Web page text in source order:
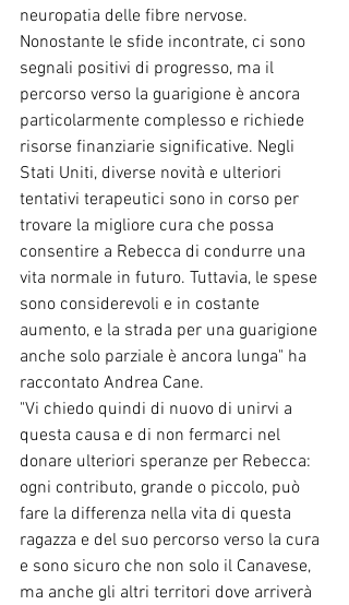
neuropatia delle fibre nervose.
Nonostante le sfide incontrate, ci sono
segnali positivi di progresso, ma il
percorso verso la guarigione è ancora
particolarmente complesso e richiede
risorse finanziarie significative. Negli
Stati Uniti, diverse novità e ulteriori
tentativi terapeutici sono in corso per
trovare la migliore cura che possa
consentire a Rebecca di condurre una
vita normale in futuro. Tuttavia, le spese
sono considerevoli e in costante
aumento, e la strada per una guarigione
anche solo parziale è ancora lunga" ha
raccontato Andrea Cane.
"Vi chiedo quindi di nuovo di unirvi a
questa causa e di non fermarci nel
donare ulteriori speranze per Rebecca:
ogni contributo, grande o piccolo, può
fare la differenza nella vita di questa
ragazza e del suo percorso verso la cura
e sono sicuro che non solo il Canavese,
ma anche gli altri territori dove arriverà